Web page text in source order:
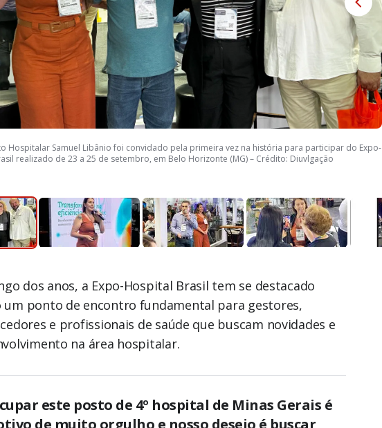
Hospitalar Samuel Libânio foi convidado pela primeira vez na história para participar do Expo-
realizado de 23 a 25 de setembro, em Belo Horizonte (MG) – Crédito: Diuvlgação
dos anos, a Expo-Hospital Brasil tem se destacado
um ponto de encontro fundamental para gestores,
e profissionais de saúde que buscam novidades e
na área hospitalar.
este posto de 4º hospital de Minas Gerais é